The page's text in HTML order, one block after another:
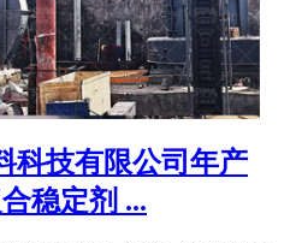
科技有限公司年产
稳定剂 ...